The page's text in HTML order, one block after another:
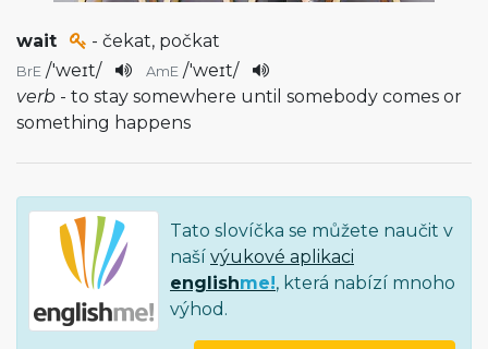
wait - čekat, počkat
BrE /'weɪt/ AmE /'weɪt/
verb - to stay somewhere until somebody comes or
something happens
Tato slovíčka se můžete naučit v
naší výukové aplikaci
englishme!, která nabízí mnoho
výhod.